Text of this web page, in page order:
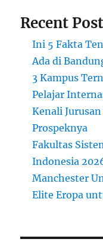
n
a
n
U
n
i
e
r
s
t
a
Recent
Ini 5 Fakta
Ada di
3 Kampus
Pelajar
Kenali
Prospeknya
Fakultas
Indonesia
Manchester
Elite Eropa